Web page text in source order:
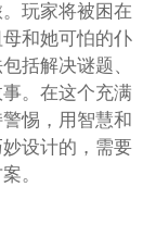
玩家将被困在
和她可怕的仆
括解决谜题、
。在这个充满
惕，用智慧和
设计的，需要
。